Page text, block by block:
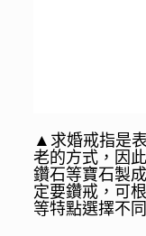
▲ 求婚戒指是
老的方式，因
鑽石等寶石製
定要鑽戒，可
等特點選擇不